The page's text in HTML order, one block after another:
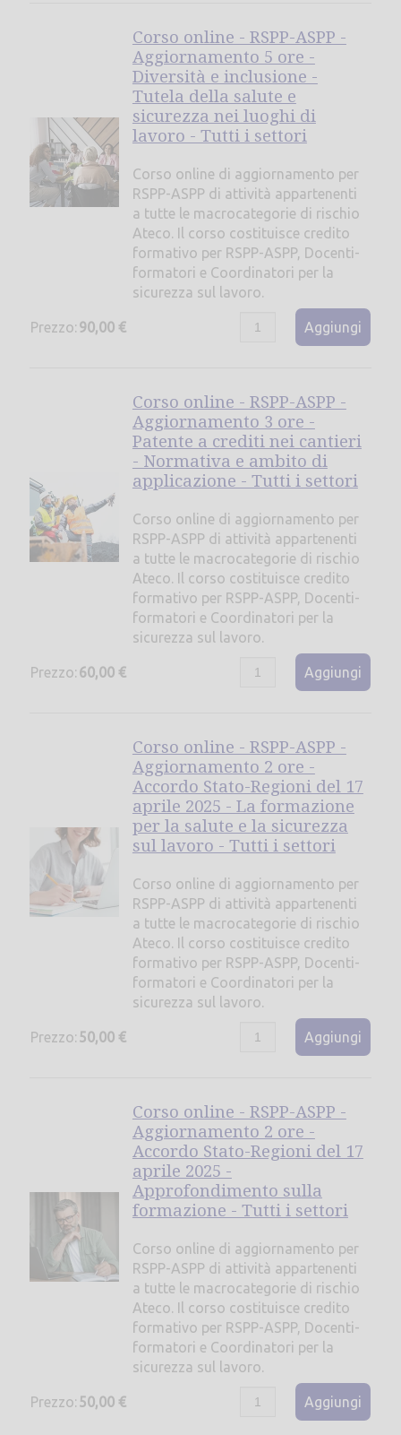
Corso online - RSPP-ASPP -
Aggiornamento 5 ore -
Diversità e inclusione -
Tutela della salute e
sicurezza nei luoghi di
lavoro - Tutti i settori
Corso online di aggiornamento per
RSPP-ASPP di attività appartenenti
a tutte le macrocategorie di rischio
Ateco. Il corso costituisce credito
formativo per RSPP-ASPP, Docenti-
formatori e Coordinatori per la
sicurezza sul lavoro.
Prezzo: 90,00 € Aggiungi
Corso online - RSPP-ASPP -
Aggiornamento 3 ore -
Patente a crediti nei cantieri
- Normativa e ambito di
applicazione - Tutti i settori
Corso online di aggiornamento per
RSPP-ASPP di attività appartenenti
a tutte le macrocategorie di rischio
Ateco. Il corso costituisce credito
formativo per RSPP-ASPP, Docenti-
formatori e Coordinatori per la
sicurezza sul lavoro.
Prezzo: 60,00 € Aggiungi
Corso online - RSPP-ASPP -
Aggiornamento 2 ore -
Accordo Stato-Regioni del 17
aprile 2025 - La formazione
per la salute e la sicurezza
sul lavoro - Tutti i settori
Corso online di aggiornamento per
RSPP-ASPP di attività appartenenti
a tutte le macrocategorie di rischio
Ateco. Il corso costituisce credito
formativo per RSPP-ASPP, Docenti-
formatori e Coordinatori per la
sicurezza sul lavoro.
Prezzo: 50,00 € Aggiungi
Corso online - RSPP-ASPP -
Aggiornamento 2 ore -
Accordo Stato-Regioni del 17
aprile 2025 -
Approfondimento sulla
formazione - Tutti i settori
Corso online di aggiornamento per
RSPP-ASPP di attività appartenenti
a tutte le macrocategorie di rischio
Ateco. Il corso costituisce credito
formativo per RSPP-ASPP, Docenti-
formatori e Coordinatori per la
sicurezza sul lavoro.
Prezzo: 50,00 € Aggiungi